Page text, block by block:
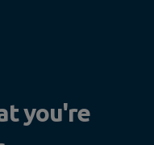
you're